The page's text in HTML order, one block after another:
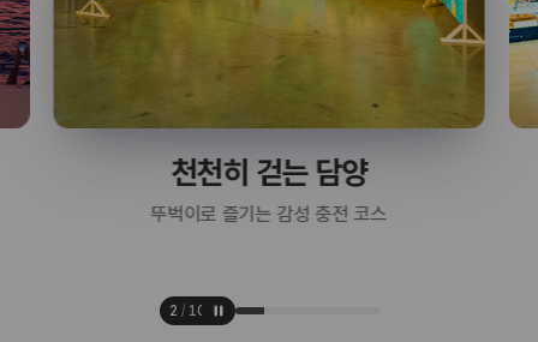
천천히 걷는 담양
뚜벅이로 즐기는 감성 충전 코스
2 / 10